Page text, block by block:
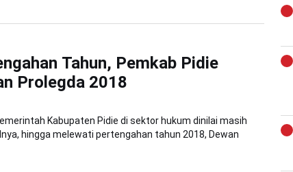
Tahun, Pemkab Pidie
Prolegda 2018
Kabupaten Pidie di sektor hukum dinilai masih
hingga melewati pertengahan tahun 2018, Dewan